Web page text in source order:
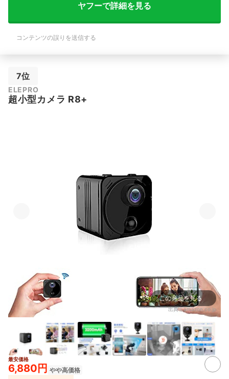
ヤフーで詳細を見る
コンテンツの誤りを送信する
7位
‎ELEPRO
超小型カメラ R8+
この商品を見る
出典：amazon.co.jp
最安価格
6,880円 やや高価格